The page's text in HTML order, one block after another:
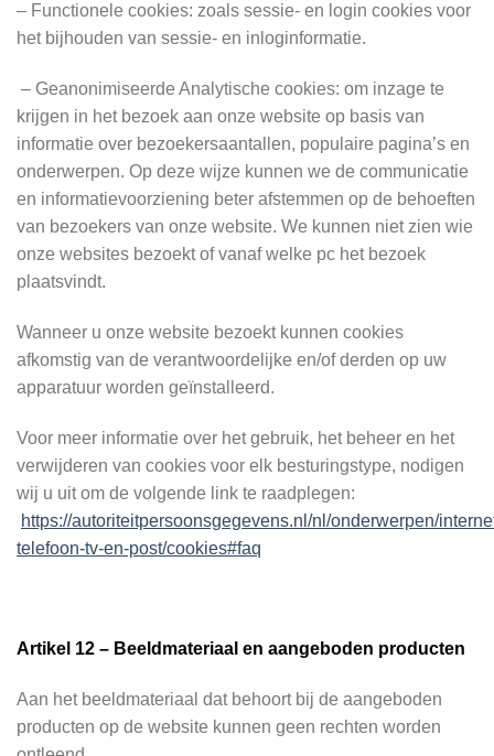
– Functionele cookies: zoals sessie- en login cookies voor
het bijhouden van sessie- en inloginformatie.
– Geanonimiseerde Analytische cookies: om inzage te
krijgen in het bezoek aan onze website op basis van
informatie over bezoekersaantallen, populaire pagina’s en
onderwerpen. Op deze wijze kunnen we de communicatie
en informatievoorziening beter afstemmen op de behoeften
van bezoekers van onze website. We kunnen niet zien wie
onze websites bezoekt of vanaf welke pc het bezoek
plaatsvindt.
Wanneer u onze website bezoekt kunnen cookies
afkomstig van de verantwoordelijke en/of derden op uw
apparatuur worden geïnstalleerd.
Voor meer informatie over het gebruik, het beheer en het
verwijderen van cookies voor elk besturingstype, nodigen
wij u uit om de volgende link te raadplegen:
https://autoriteitpersoonsgegevens.nl/nl/onderwerpen/
telefoon-tv-en-post/cookies#faq
Artikel 12 – Beeldmateriaal en aangeboden producten
Aan het beeldmateriaal dat behoort bij de aangeboden
producten op de website kunnen geen rechten worden